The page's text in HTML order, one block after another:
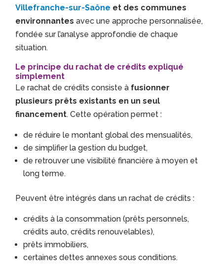
Villefranche-sur-Saône et des communes
environnantes avec une approche personnalisée,
fondée sur l’analyse approfondie de chaque
situation.
Le principe du rachat de crédits expliqué
simplement
Le rachat de crédits consiste à fusionner
plusieurs prêts existants en un seul
financement. Cette opération permet :
de réduire le montant global des mensualités,
de simplifier la gestion du budget,
de retrouver une visibilité financière à moyen et
long terme.
Peuvent être intégrés dans un rachat de crédits :
crédits à la consommation (prêts personnels,
crédits auto, crédits renouvelables),
prêts immobiliers,
certaines dettes annexes sous conditions.